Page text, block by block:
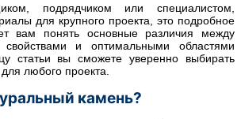
подрядчиком или специалистом,
для крупного проекта, это подробное
вам понять основные различия между
и оптимальными областями
статьи вы сможете уверенно выбирать
любого проекта.
камень?